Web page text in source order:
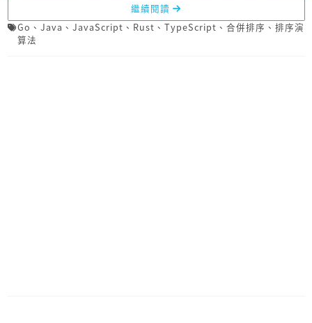
繼續閱讀
Go 、 Java 、 JavaScript 、 Rust 、 TypeScript 、 合併排序 、 排序演
算法